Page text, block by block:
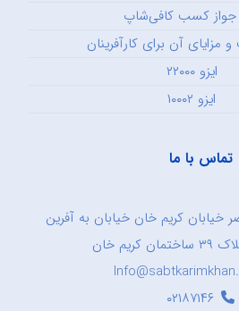
جواز کسب کافی‌شاپ
آن برای کارآفرینان
ایزو ۲۲۰۰۰
ایزو ۱۰۰۰۲
تماس با ما
خیابان کریم خان خیابان به آفرین
خان
۰۲۱۸۷۱۴۶